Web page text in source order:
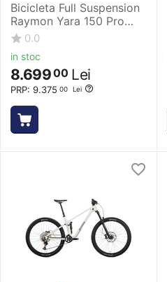
Bicicleta Full Suspension
Raymon Yara 150 Pro
2025 - 29 Inch, L, Verde
Neon - SX
0.0
in stoc
PRP: 9.375 00 Lei
8.69900 Lei